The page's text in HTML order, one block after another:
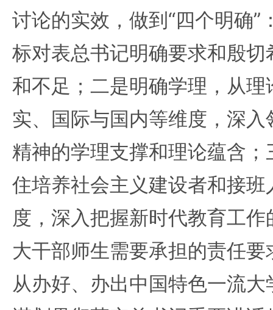
讨论的实效，做到“四个明确”
标对表总书记明确要求和殷
和不足；二是明确学理，从
实、国际与国内等维度，深
精神的学理支撑和理论蕴含
住培养社会主义建设者和接
度，深入把握新时代教育工
大干部师生需要承担的责任
从办好、办出中国特色一流